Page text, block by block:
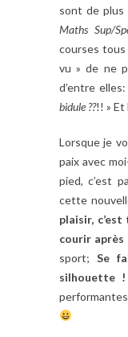
sont de plus
Maths Sup/
courses tous
vu » de ne
d’entre elles:
bidule ??!! » Et
Lorsque je
paix avec
pied, c’est
cette
plaisir,
courir après
sport; Se
silhouette !